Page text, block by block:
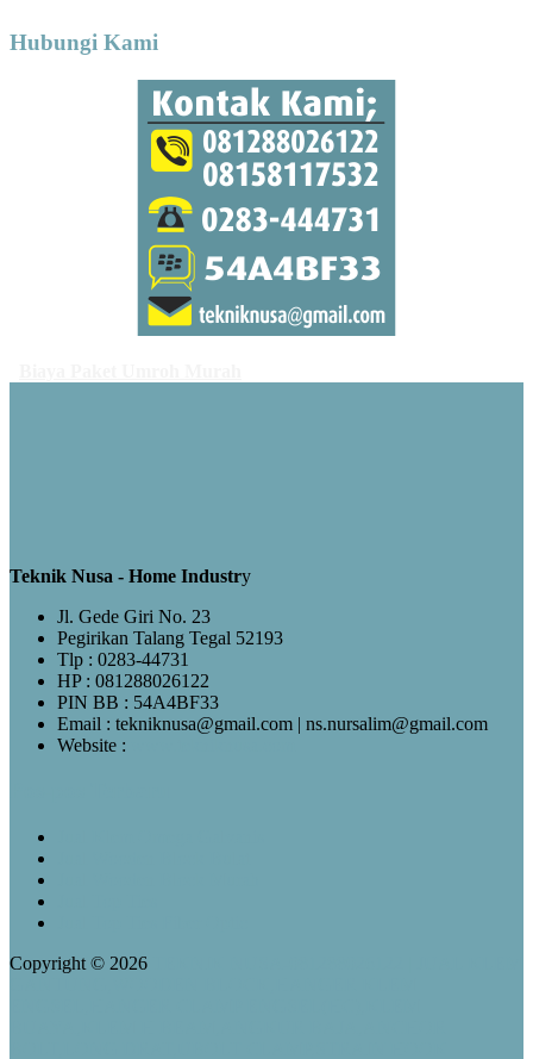
Hubungi Kami
Teknik Nusa - Home Industry
Jl. Gede Giri No. 23
Pegirikan Talang Tegal 52193
Tlp : 0283-44731
HP : 081288026122
PIN BB : 54A4BF33
Email : tekniknusa@gmail.com | ns.nursalim@gmail.com
Website :
Copyright © 2026